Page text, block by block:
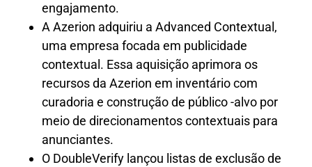
engajamento.
A Azerion adquiriu a Advanced Contextual,
uma empresa focada em publicidade
contextual. Essa aquisição aprimora os
recursos da Azerion em inventário com
curadoria e construção de público -alvo por
meio de direcionamentos contextuais para
anunciantes.
O DoubleVerify lançou listas de exclusão de